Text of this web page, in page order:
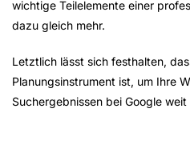
wichtige Teilelemente einer
dazu gleich mehr.
Letztlich lässt sich festhalten,
Planungsinstrument ist, um Ihre
Suchergebnissen bei Google